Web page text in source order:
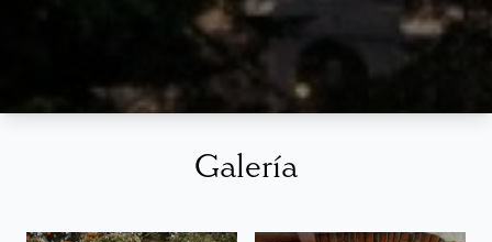
Galería